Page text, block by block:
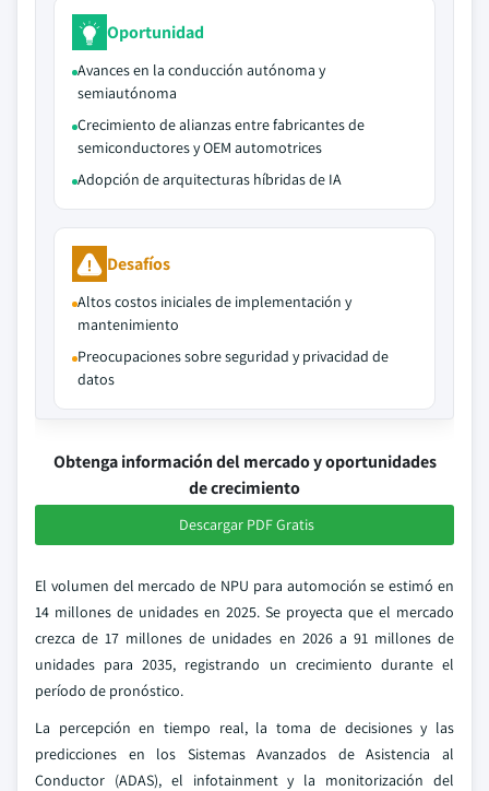
Oportunidad
Avances en la conducción autónoma y
semiautónoma
Crecimiento de alianzas entre fabricantes de
semiconductores y OEM automotrices
Adopción de arquitecturas híbridas de IA
Desafíos
Altos costos iniciales de implementación y
mantenimiento
Preocupaciones sobre seguridad y privacidad de
datos
Obtenga información del mercado y oportunidades
de crecimiento
Descargar PDF Gratis
El volumen del mercado de NPU para automoción se estimó en
14 millones de unidades en 2025. Se proyecta que el mercado
crezca de 17 millones de unidades en 2026 a 91 millones de
unidades para 2035, registrando un crecimiento durante el
período de pronóstico.
La percepción en tiempo real, la toma de decisiones y las
predicciones en los Sistemas Avanzados de Asistencia al
Conductor (ADAS), el infotainment y la monitorización del